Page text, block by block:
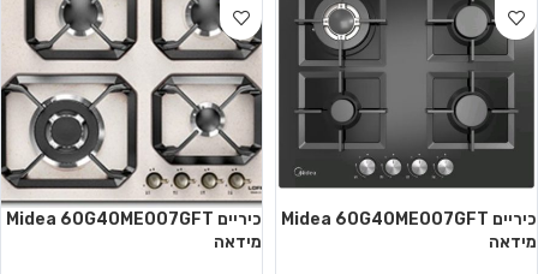
כיריים Midea 60G40ME007GFT
מידאה
כיריים Midea 60G40ME007GFT
מידאה